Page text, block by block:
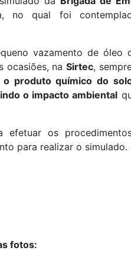
no qual foi
vazamento de óleo
ocasiões, naSirtec,
o produto químico do
o impacto ambiental
efetuar os
para realizar o simulado.
fotos: